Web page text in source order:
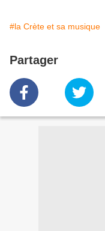
#la Crète et sa musique
Partager